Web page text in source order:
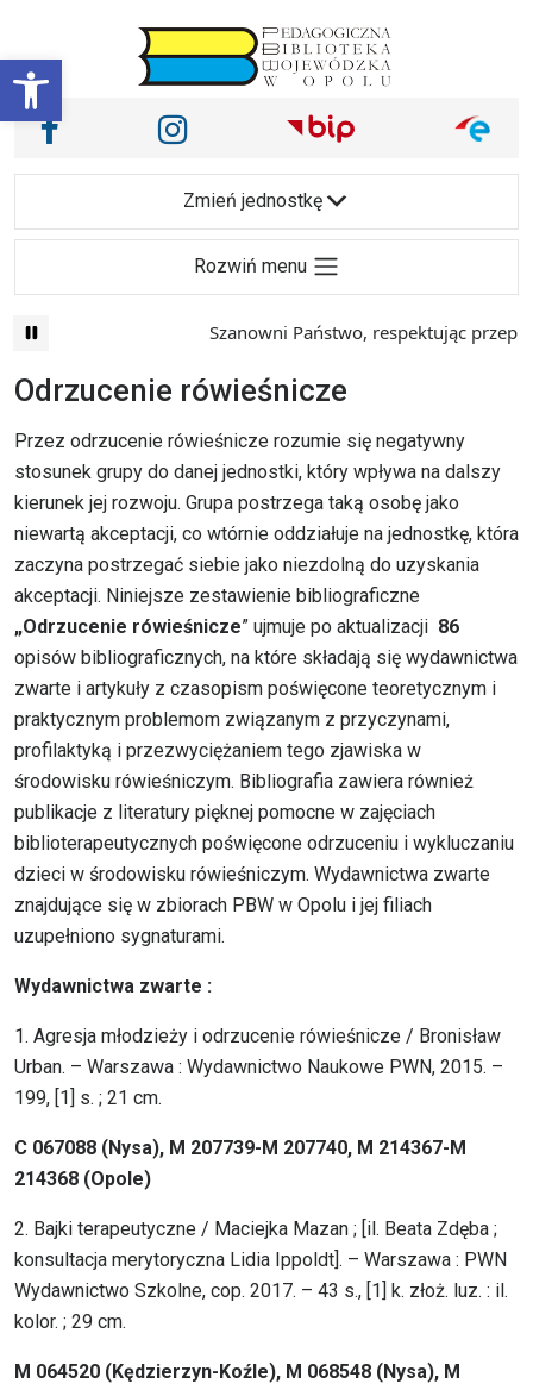
Otwórz pasek narzędzi
Main Navigation
Nasze media społecznościowe i inne
Facebook Instagram
Zmień jednostkę
Rozwiń menu
Szanowni Państwo, respektując przepisy
Odrzucenie rówieśnicze
Przez odrzucenie rówieśnicze rozumie się negatywny
stosunek grupy do danej jednostki, który wpływa na dalszy
kierunek jej rozwoju. Grupa postrzega taką osobę jako
niewartą akceptacji, co wtórnie oddziałuje na jednostkę, która
zaczyna postrzegać siebie jako niezdolną do uzyskania
akceptacji. Niniejsze zestawienie bibliograficzne
„Odrzucenie rówieśnicze” ujmuje po aktualizacji 86
opisów bibliograficznych, na które składają się wydawnictwa
zwarte i artykuły z czasopism poświęcone teoretycznym i
praktycznym problemom związanym z przyczynami,
profilaktyką i przezwyciężaniem tego zjawiska w
środowisku rówieśniczym. Bibliografia zawiera również
publikacje z literatury pięknej pomocne w zajęciach
biblioterapeutycznych poświęcone odrzuceniu i wykluczaniu
dzieci w środowisku rówieśniczym. Wydawnictwa zwarte
znajdujące się w zbiorach PBW w Opolu i jej filiach
uzupełniono sygnaturami.
Wydawnictwa zwarte :
1. Agresja młodzieży i odrzucenie rówieśnicze / Bronisław
Urban. – Warszawa : Wydawnictwo Naukowe PWN, 2015. –
199, [1] s. ; 21 cm.
C 067088 (Nysa), M 207739-M 207740, M 214367-M
214368 (Opole)
2. Bajki terapeutyczne / Maciejka Mazan ; [il. Beata Zdęba ;
konsultacja merytoryczna Lidia Ippoldt]. – Warszawa : PWN
Wydawnictwo Szkolne, cop. 2017. – 43 s., [1] k. złoż. luz. : il.
kolor. ; 29 cm.
M 064520 (Kędzierzyn-Koźle), M 068548 (Nysa), M